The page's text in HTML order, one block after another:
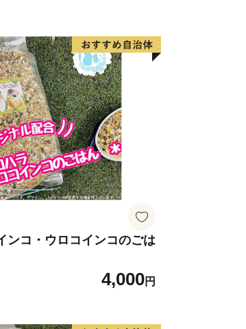
していただける返礼品を
いただき、“さんじょ
ンコ・ウロコインコのごは
4,000円